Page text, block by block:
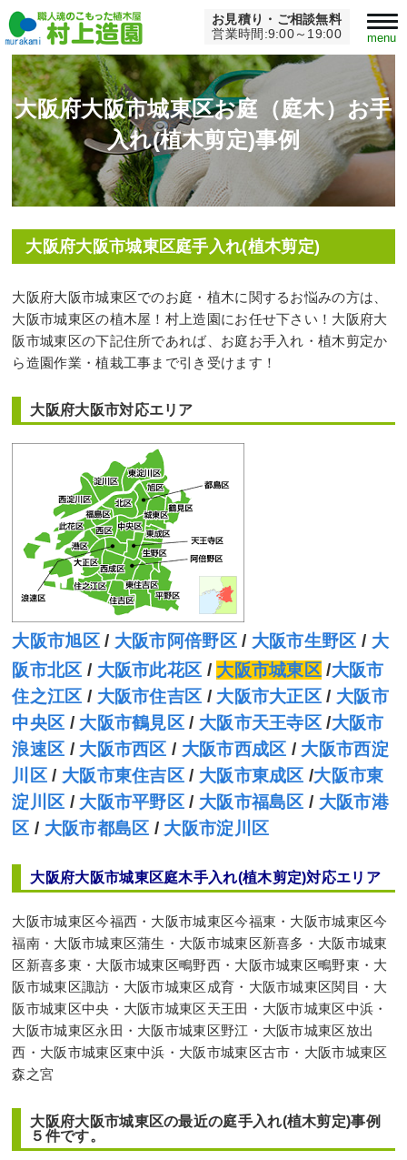
お見積り・ご相談無料
営業時間:9:00～19:00
menu
Home > 大阪府大阪市城東区庭手入れ(植木剪定)
大阪府大阪市城東区お庭（庭木）お手
入れ(植木剪定)事例
大阪府大阪市城東区庭手入れ(植木剪定)
大阪府大阪市城東区でのお庭・植木に関するお悩みの方は、
大阪市城東区の植木屋！村上造園にお任せ下さい！大阪府大
阪市城東区の下記住所であれば、お庭お手入れ・植木剪定か
ら造園作業・植栽工事まで引き受けます！
大阪府大阪市対応エリア
大阪市旭区 / 大阪市阿倍野区 / 大阪市生野区 / 大
阪市北区 / 大阪市此花区 / 大阪市城東区 /大阪市
住之江区 / 大阪市住吉区 / 大阪市大正区 / 大阪市
中央区 / 大阪市鶴見区 / 大阪市天王寺区 /大阪市
浪速区 / 大阪市西区 / 大阪市西成区 / 大阪市西淀
川区 / 大阪市東住吉区 / 大阪市東成区 /大阪市東
淀川区 / 大阪市平野区 / 大阪市福島区 / 大阪市港
区 / 大阪市都島区 / 大阪市淀川区
大阪府大阪市城東区庭木手入れ(植木剪定)対応エリア
大阪市城東区今福西・大阪市城東区今福東・大阪市城東区今
福南・大阪市城東区蒲生・大阪市城東区新喜多・大阪市城東
区新喜多東・大阪市城東区鴫野西・大阪市城東区鴫野東・大
阪市城東区諏訪・大阪市城東区成育・大阪市城東区関目・大
阪市城東区中央・大阪市城東区天王田・大阪市城東区中浜・
大阪市城東区永田・大阪市城東区野江・大阪市城東区放出
西・大阪市城東区東中浜・大阪市城東区古市・大阪市城東区
森之宮
大阪府大阪市城東区の最近の庭手入れ(植木剪定)事例
５件です。